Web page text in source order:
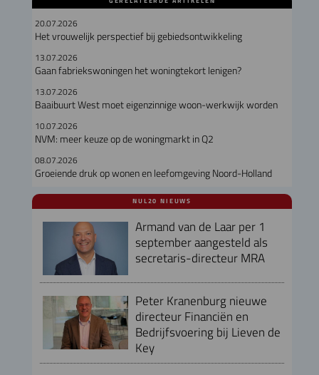
20.07.2026
Het vrouwelijk perspectief bij gebiedsontwikkeling
13.07.2026
Gaan fabriekswoningen het woningtekort lenigen?
13.07.2026
Baaibuurt West moet eigenzinnige woon-werkwijk worden
10.07.2026
NVM: meer keuze op de woningmarkt in Q2
08.07.2026
Groeiende druk op wonen en leefomgeving Noord-Holland
NUL20 NIEUWS
Armand van de Laar per 1
september aangesteld als
secretaris-directeur MRA
Peter Kranenburg nieuwe
directeur Financiën en
Bedrijfsvoering bij Lieven de
Key